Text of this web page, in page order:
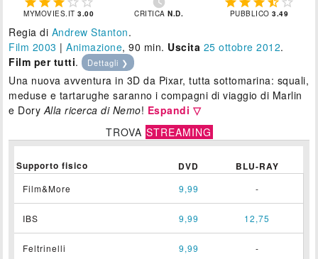
MYMOVIES.IT3.00 CRITICAN.D. PUBBLICO3.49
Regia di Andrew Stanton.
Film 2003 |Animazione, 90 min. Uscita 25 ottobre 2012.
Film per tutti. Dettagli ❯
Una nuova avventura in 3D da Pixar, tutta sottomarina: squali,
meduse e tartarughe saranno i compagni di viaggio di Marlin
e Dory Alla ricerca di Nemo! Espandi ▽
TROVA STREAMING
Supporto fisico DVD BLU-RAY
Film&More 9,99 -
IBS 9,99 12,75
Feltrinelli 9,99 -